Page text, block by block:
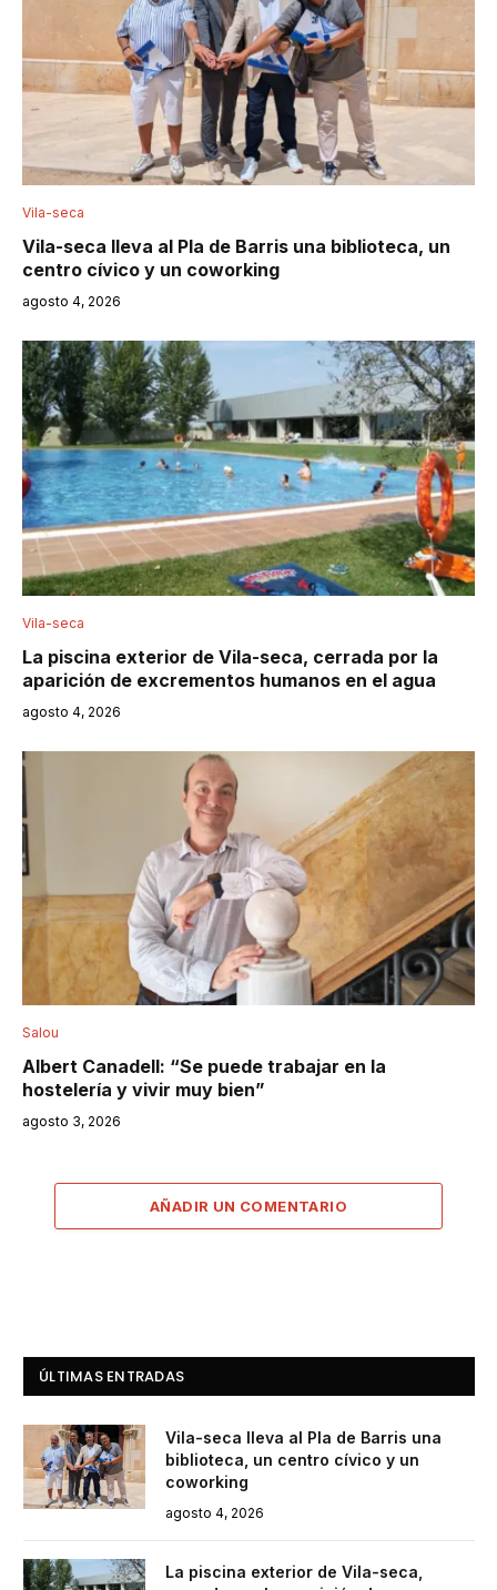
Vila-seca
Vila-seca lleva al Pla de Barris una biblioteca, un
centro cívico y un coworking
agosto 4, 2026
Vila-seca
La piscina exterior de Vila-seca, cerrada por la
aparición de excrementos humanos en el agua
agosto 4, 2026
Salou
Albert Canadell: “Se puede trabajar en la
hostelería y vivir muy bien”
agosto 3, 2026
AÑADIR UN COMENTARIO
ÚLTIMAS ENTRADAS
Vila-seca lleva al Pla de Barris una
biblioteca, un centro cívico y un
coworking
agosto 4, 2026
La piscina exterior de Vila-seca,